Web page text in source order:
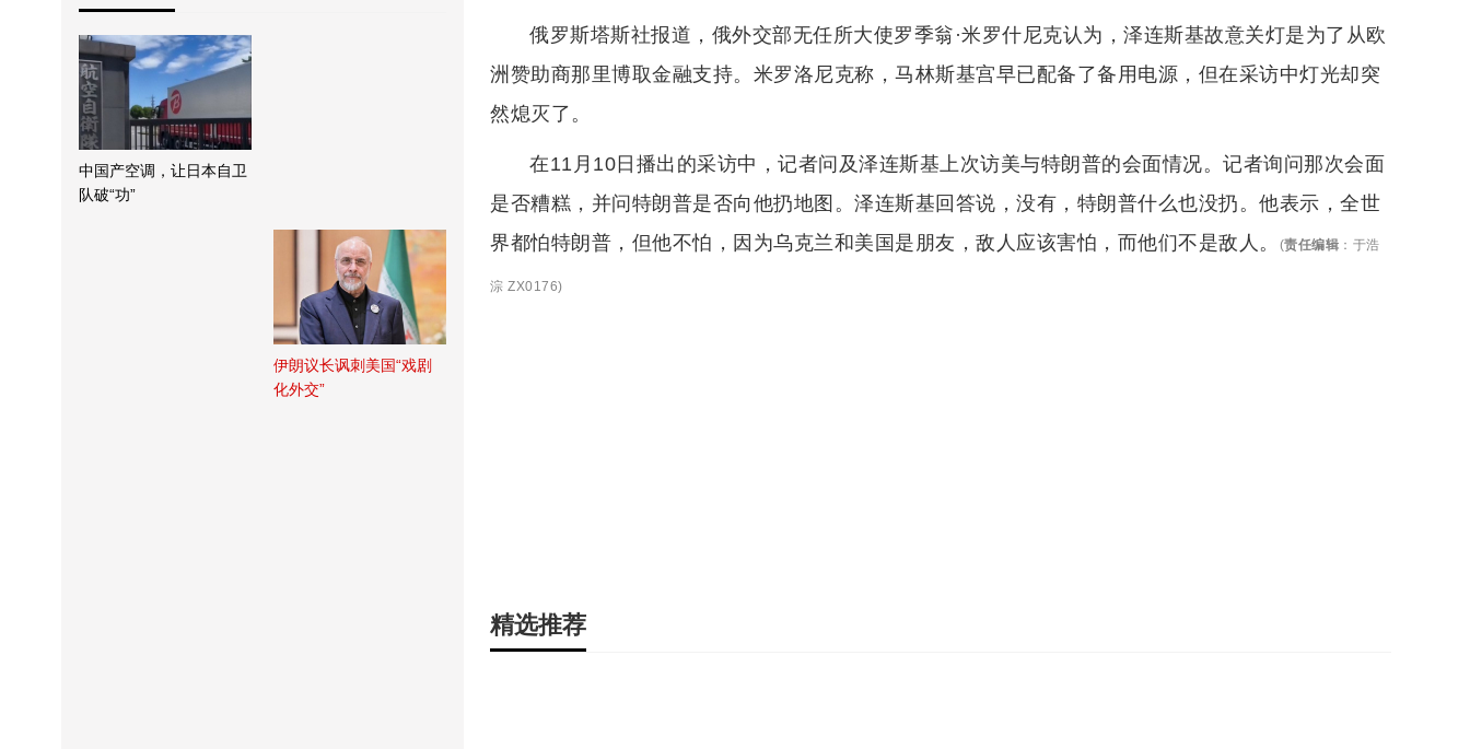
中国产空调，让日本自卫
队破“功”
伊朗议长讽刺美国“戏剧
化外交”
俄罗斯塔斯社报道，俄外交部无任所大使罗季翁·米罗什尼克认为，泽连斯基故意关灯是为了从欧
洲赞助商那里博取金融支持。米罗洛尼克称，马林斯基宫早已配备了备用电源，但在采访中灯光却突
然熄灭了。
在11月10日播出的采访中，记者问及泽连斯基上次访美与特朗普的会面情况。记者询问那次会面
是否糟糕，并问特朗普是否向他扔地图。泽连斯基回答说，没有，特朗普什么也没扔。他表示，全世
界都怕特朗普，但他不怕，因为乌克兰和美国是朋友，敌人应该害怕，而他们不是敌人。
(责任编辑 ： 于浩
淙 ZX0176)
精选推荐